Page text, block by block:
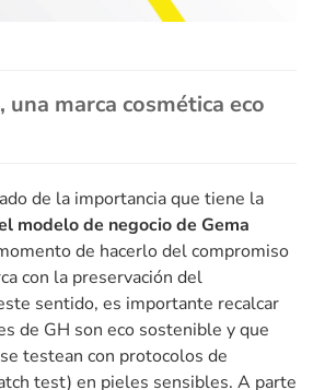
una marca cosmética eco
de la importancia que tiene la
modelo de negocio de Gema
de hacerlo del compromiso
con la preservación del
sentido, es importante recalcar
de GH son eco sostenible y que
testean con protocolos de
test) en pieles sensibles. A parte